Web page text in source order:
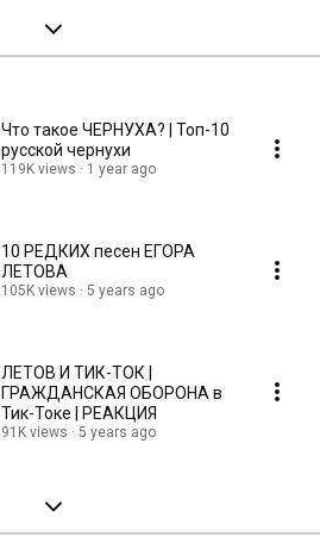
Что такое ЧЕРНУХА? | Топ-10
русской чернухи
119K views 1 year ago
10 РЕДКИХ песен ЕГОРА
ЛЕТОВА
105K views 5 years ago
ЛЕТОВ И ТИК-ТОК |
ГРАЖДАНСКАЯ ОБОРОНА в
Тик-Токе | РЕАКЦИЯ
91K views 5 years ago